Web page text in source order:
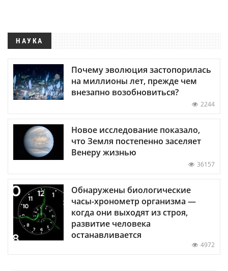
НАУКА
Почему эволюция застопорилась
на миллионы лет, прежде чем
внезапно возобновиться?
2244
Новое исследование показало,
что Земля постепенно заселяет
Венеру жизнью
36157
Обнаружены биологические
часы-хронометр организма —
когда они выходят из строя,
развитие человека
останавливается
4972